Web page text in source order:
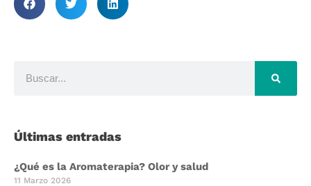
Últimas entradas
¿Qué es la Aromaterapia? Olor y salud
11 Marzo 2026